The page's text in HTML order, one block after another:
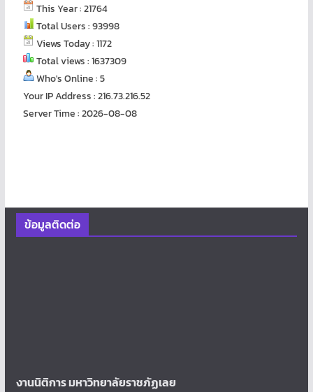
This Year : 21764
Total Users : 93998
Views Today : 1172
Total views : 1637309
Who's Online : 5
Your IP Address : 216.73.216.52
Server Time : 2026-08-08
ข้อมูลติดต่อ
งานนิติการ มหาวิทยาลัยราชภัฏเลย